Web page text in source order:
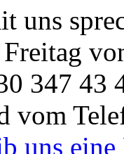
uns
347 43
vom
uns